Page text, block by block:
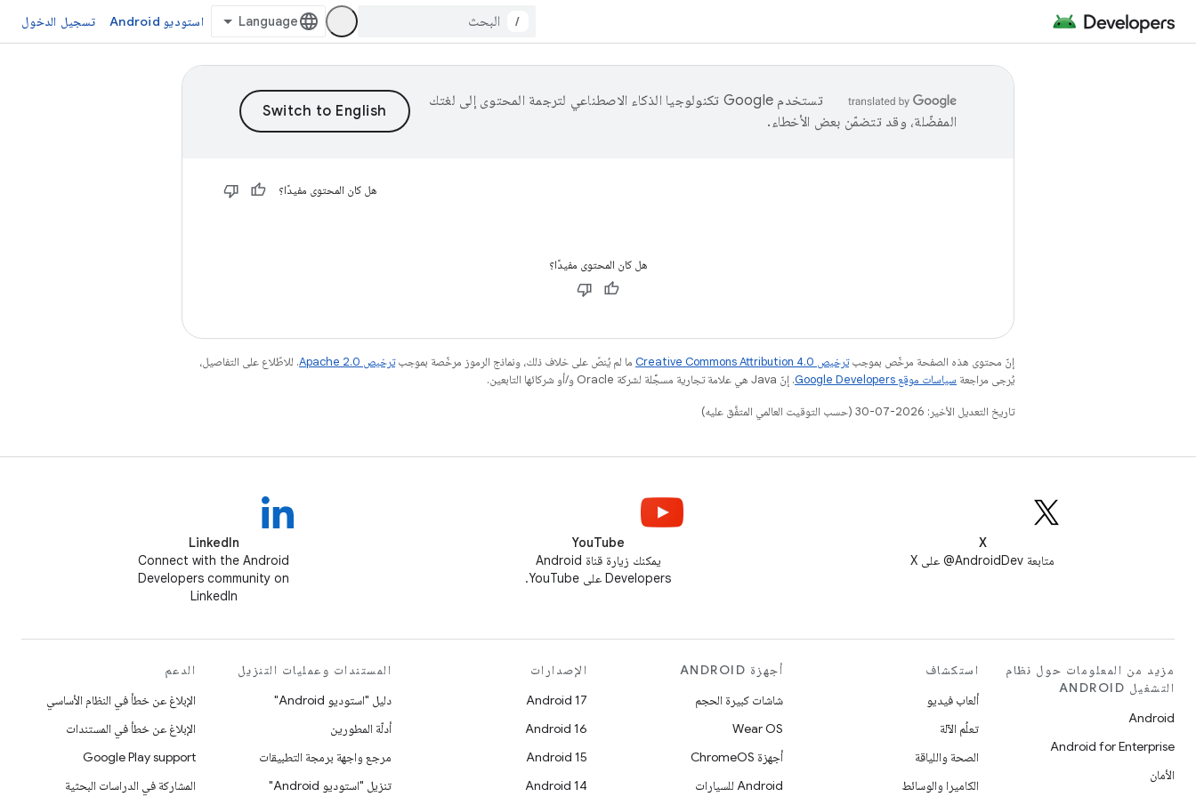
/ استوديو Android تسجيل الدخول
تستخدم Google تكنولوجيا الذكاء الاصطناعي لترجمة المحتوى إلى لغتك
المفضّلة، وقد تتضمّن بعض الأخطاء.
هل كان المحتوى مفيدًا؟
هل كان المحتوى مفيدًا؟
إنّ محتوى هذه الصفحة مرخّص بموجبترخيص Creative Commons Attribution 4.0‏ ما لم يُنصّ على خلاف ذلك، ونماذج الرموز مرخّصة بموجبترخيص Apache 2.0‏
. للاطّلاع على التفاصيل،
يُرجى مراجعة سياسات موقع Google Developers‏ . إنّ Java هي علامة تجارية مسجَّلة لشركة Oracle و/أو شركائها التابعين.
تاريخ التعديل الأخير: 2026-07-30 (حسب التوقيت العالمي المتفَّق عليه)
X
متابعة AndroidDev@ على X
YouTube
يمكنك زيارة قناة Android
Developers على YouTube.
LinkedIn
Connect with the Android
Developers community on
LinkedIn
مزيد من المعلومات حول نظام
التشغيل ANDROID
Android
Android for Enterprise
الأمان
استكشاف
ألعاب فيديو
تعلُم الآلة
الصحة واللياقة
الكاميرا والوسائط
أجهزة ANDROID
شاشات كبيرة الحجم
Wear OS
أجهزة ChromeOS
Android للسيارات
الإصدارات
Android 17
Android 16
Android 15
Android 14
المستندات وعمليات التنزيل
دليل "استوديو Android"
أدلّة المطورين
مرجع واجهة برمجة التطبيقات
تنزيل "استوديو Android"
الدعم
الإبلاغ عن خطأ في النظام الأساسي
الإبلاغ عن خطأ في المستندات
Google Play support
المشاركة في الدراسات البحثية